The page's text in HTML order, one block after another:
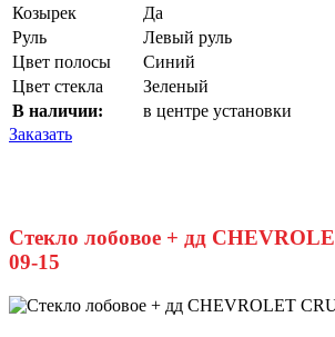
Козырек
Да
Руль
Левый руль
Цвет полосы
Синий
Цвет стекла
Зеленый
В наличии:
в центре установки
Заказать
Стекло лобовое + дд
09-15